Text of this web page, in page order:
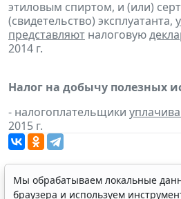
этиловым спиртом, и (или)
(свидетельство) эксплуатанта,
представляют налоговую
2014 г.
Налог на добычу полезных
- налогоплательщики
2015 г.
Мы обрабатываем локальные
браузера и используем